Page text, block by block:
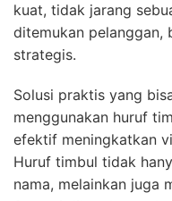
kuat, tidak jarang
ditemukan pelanggan,
strategis.
Solusi praktis yang
menggunakan huruf
efektif meningkatkan
Huruf timbul tidak
nama, melainkan juga